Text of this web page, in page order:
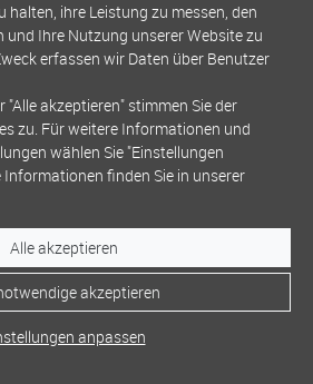
halten, ihre Leistung zu messen, den
und Ihre Nutzung unserer Website zu
erfassen wir Daten über Benutzer
akzeptieren" stimmen Sie der
zu. Für weitere Informationen und
wählen Sie "Einstellungen
finden Sie in unserer
Alle akzeptieren
akzeptieren
anpassen